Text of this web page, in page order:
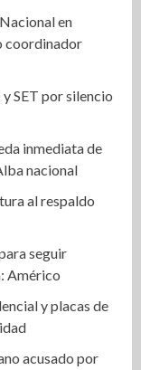
en
coordinador
SET por silencio
inmediata de
nacional
al respaldo
seguir
Américo
y placas de
acusado por